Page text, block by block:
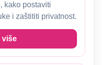
kako postaviti
i zaštititi privatnost.
više